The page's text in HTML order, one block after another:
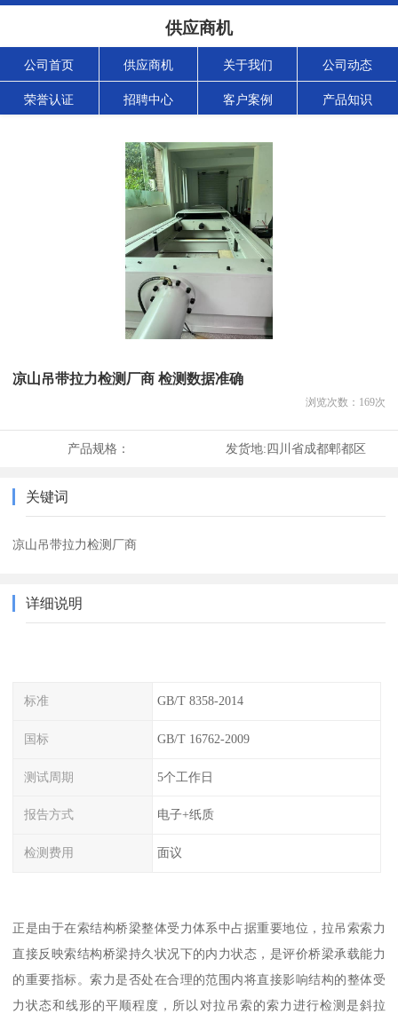
供应商机
公司首页 供应商机 关于我们 公司动态
荣誉认证 招聘中心 客户案例 产品知识
凉山吊带拉力检测厂商 检测数据准确
浏览次数： 169次
产品规格： 发货地:四川省成都郫都区
关键词
凉山吊带拉力检测厂商
详细说明
标准 GB/T 8358-2014
国标 GB/T 16762-2009
测试周期 5个工作日
报告方式 电子+纸质
检测费用 面议
正是由于在索结构桥梁整体受力体系中占据重要地位，拉吊索索力
直接反映索结构桥梁持久状况下的内力状态，是评价桥梁承载能力
的重要指标。索力是否处在合理的范围内将直接影响结构的整体受
力状态和线形的平顺程度，所以对拉吊索的索力进行检测是斜拉